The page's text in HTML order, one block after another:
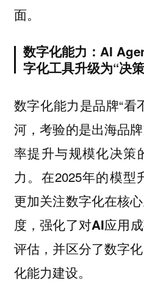
面。
数字化能力：AI
字化工具升级为“决
数字化能力是品牌“看
河，考验的是出海品
率提升与规模化决策
力。在2025年的模型
更加关注数字化在核
度，强化了对AI应用
评估，并区分了数字
化能力建设。